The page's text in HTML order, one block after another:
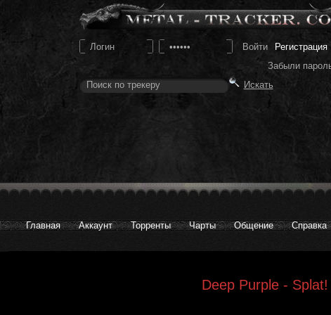
Регистрация
Забыли
Главная Аккаунт Торренты Чарты Общение Справка
Deep Purple - Splat!